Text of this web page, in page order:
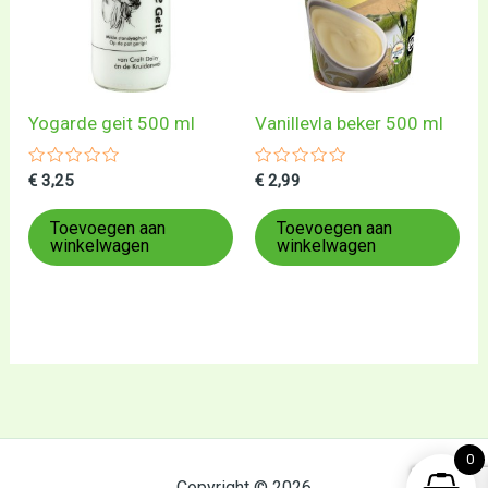
Yogarde geit 500 ml
Gewaardeerd
uit
5
€ 3,25
Toevoegen aan
winkelwagen
Vanillevla beker 500 ml
Gewaardeerd
uit
5
€ 2,99
Toevoegen aan
winkelwagen
0